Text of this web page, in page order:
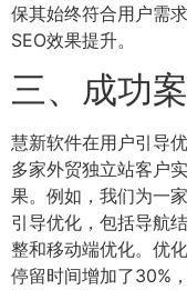
保其始终符合用户需
SEO效果提升。
三、成功
慧新软件在用户引导
多家外贸独立站客户
果。例如，我们为一
引导优化，包括导航
整和移动端优化。优
停留时间增加了30%